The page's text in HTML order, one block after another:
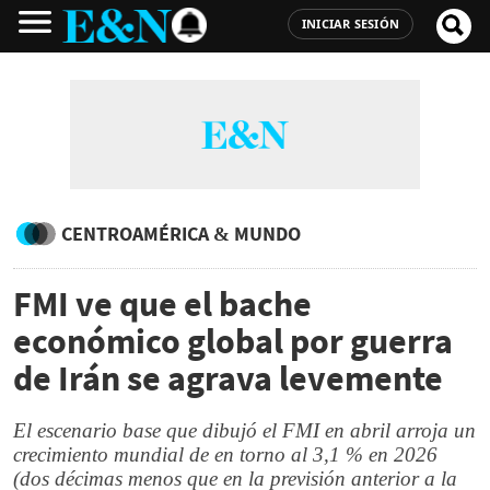
INICIAR SESIÓN
CENTROAMÉRICA & MUNDO
FMI ve que el bache
económico global por guerra
de Irán se agrava levemente
El escenario base que dibujó el FMI en abril arroja un
crecimiento mundial de en torno al 3,1 % en 2026
(dos décimas menos que en la previsión anterior a la